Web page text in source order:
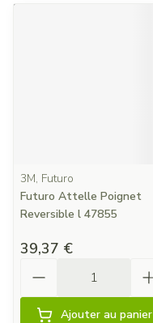
3M, Futuro
Futuro Attelle Poignet
Reversible l 47855
39,37 €
Ajouter au panier